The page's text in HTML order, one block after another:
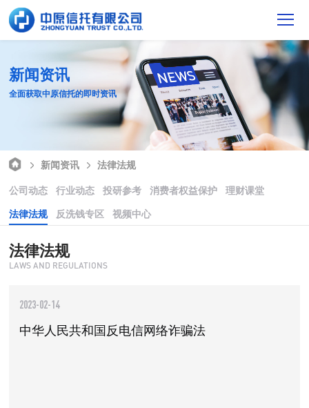
新闻资讯
全面获取中原信托的即时资讯
新闻资讯
法律法规
公司动态
行业动态 投研参考 消费者权益保护
理财课堂
法律法规
反洗钱专区 视频中心
法律法规
LAWS AND REGULATIONS
2023-02-14
中华人民共和国反电信网络诈骗法